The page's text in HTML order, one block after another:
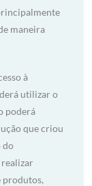
maneira
à
utilizar o
poderá
que criou
do
produtos,